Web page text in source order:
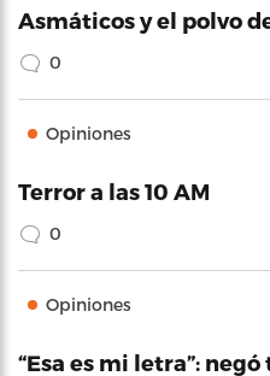
Asmáticos y el polvo
0
Opiniones
Terror a las 10 AM
0
Opiniones
“Esa es mi letra”: